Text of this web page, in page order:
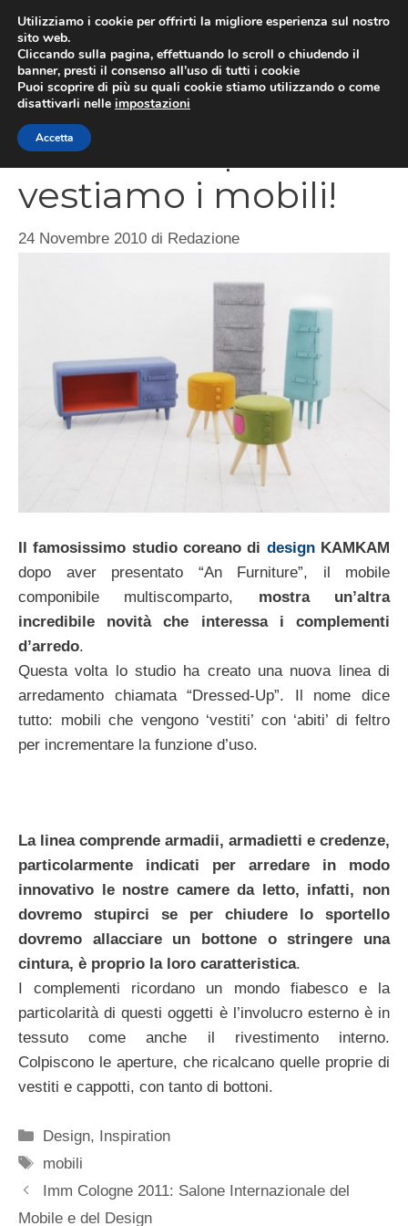
contenuto
“Dressed-Up”:
vestiamo i mobili!
24 Novembre 2010 di Redazione
Il famosissimo studio coreano di design KAMKAM
dopo aver presentato “An Furniture”, il mobile
componibile multiscomparto, mostra un’altra
incredibile novità che interessa i complementi
d’arredo.
Questa volta lo studio ha creato una nuova linea di
arredamento chiamata “Dressed-Up”. Il nome dice
tutto: mobili che vengono ‘vestiti’ con ‘abiti’ di feltro
per incrementare la funzione d’uso.
La linea comprende armadii, armadietti e credenze,
particolarmente indicati per arredare in modo
innovativo le nostre camere da letto, infatti, non
dovremo stupirci se per chiudere lo sportello
dovremo allacciare un bottone o stringere una
cintura, è proprio la loro caratteristica.
I complementi ricordano un mondo fiabesco e la
particolarità di questi oggetti è l’involucro esterno è in
tessuto come anche il rivestimento interno.
Colpiscono le aperture, che ricalcano quelle proprie di
vestiti e cappotti, con tanto di bottoni.
Categorie
Design, Inspiration
Tag
mobili
Imm Cologne 2011: Salone Internazionale del
Mobile e del Design
Utilizziamo i cookie per offrirti la migliore esperienza sul nostro
sito web.
Cliccando sulla pagina, effettuando lo scroll o chiudendo il
banner, presti il consenso all’uso di tutti i cookie
Puoi scoprire di più su quali cookie stiamo utilizzando o come
disattivarli nelle impostazioni
Accetta